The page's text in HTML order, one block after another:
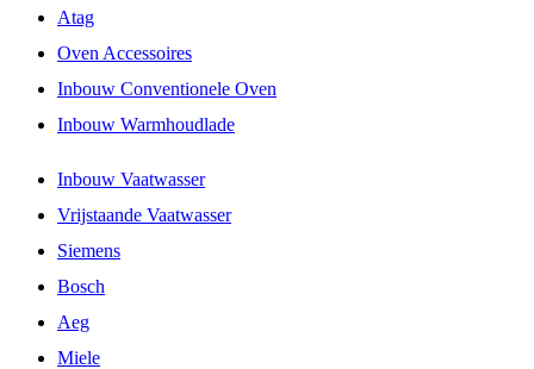
Atag
Oven Accessoires
Inbouw Conventionele Oven
Inbouw Warmhoudlade
Inbouw Vaatwasser
Vrijstaande Vaatwasser
Siemens
Bosch
Aeg
Miele